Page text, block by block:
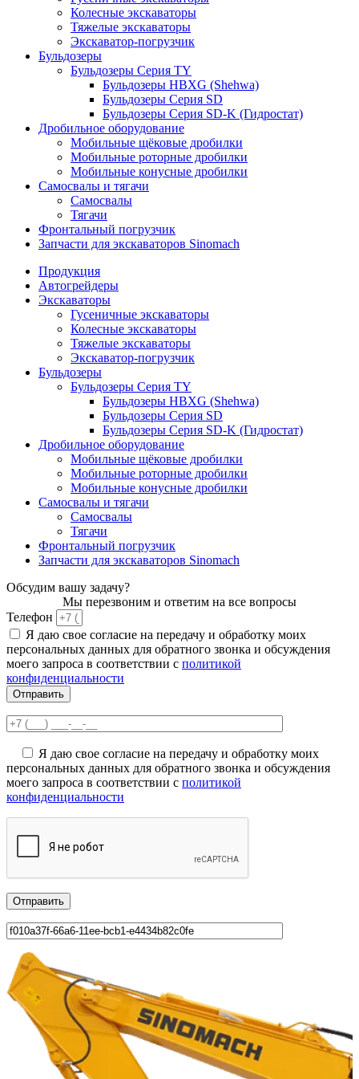
Колесные экскаваторы
Тяжелые экскаваторы
Экскаватор-погрузчик
Бульдозеры
Бульдозеры Серия TY
Бульдозеры HBXG (Shehwa)
Бульдозеры Серия SD
Бульдозеры Серия SD-K (Гидростат)
Дробильное оборудование
Мобильные щёковые дробилки
Мобильные роторные дробилки
Мобильные конусные дробилки
Самосвалы и тягачи
Самосвалы
Тягачи
Фронтальный погрузчик
Запчасти для экскаваторов Sinomach
Продукция
Автогрейдеры
Экскаваторы
Гусеничные экскаваторы
Колесные экскаваторы
Тяжелые экскаваторы
Экскаватор-погрузчик
Бульдозеры
Бульдозеры Серия TY
Бульдозеры HBXG (Shehwa)
Бульдозеры Серия SD
Бульдозеры Серия SD-K (Гидростат)
Дробильное оборудование
Мобильные щёковые дробилки
Мобильные роторные дробилки
Мобильные конусные дробилки
Самосвалы и тягачи
Самосвалы
Тягачи
Фронтальный погрузчик
Запчасти для экскаваторов Sinomach
Обсудим вашу задачу?
Мы перезвоним и ответим на все вопросы
Телефон
Я даю свое согласие на передачу и обработку моих
персональных данных для обратного звонка и обсуждения
моего запроса в соответствии с политикой
конфиденциальности
Отправить
Я даю свое согласие на передачу и обработку моих
персональных данных для обратного звонка и обсуждения
моего запроса в соответствии с политикой
конфиденциальности
сайте или других сайтах. Они не хранят персональные данные напрямую, а
основаны на уникальной идентификации вашего браузера и интернет-
устройства.